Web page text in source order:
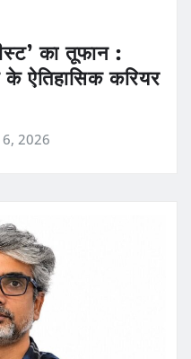
का तूफान :
ऐतिहासिक करियर
2026